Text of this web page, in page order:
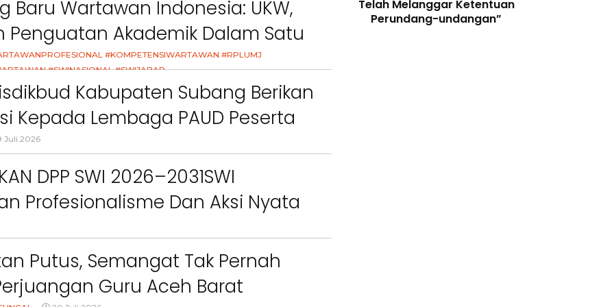
Baru Wartawan Indonesia: UKW,
Penguatan Akademik Dalam Satu
#KOMPETENSIWARTAWAN #RPLUMJ
#SWINASIONAL #SWIJABAR
Kabupaten Subang Berikan
Kepada Lembaga PAUD Peserta
MPLS Dan G7KAIH
Juli 2026
DPP SWI 2026–2031SWI
Profesionalisme Dan Aksi Nyata
Impact
Putus, Semangat Tak Pernah
Guru Aceh Barat
Orang Tua dalam Menjaga
Kesehatan Anak di Era Digital
Menggunakan Nama, Logo,
Warna, Bendera dan Slogan
Kami Tanpa Izin”
Telah Melanggar Ketentuan
Perundang-undangan”